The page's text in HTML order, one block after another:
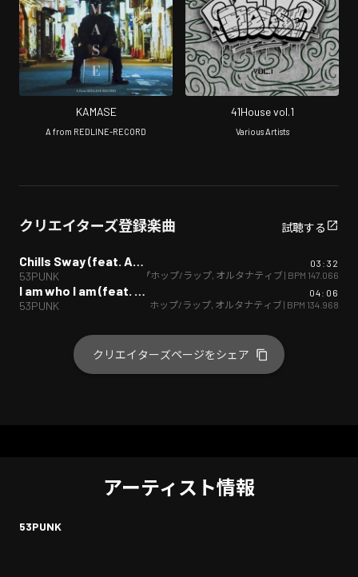
KAMASE
A from REDLINE-RECORD
41House vol.1
Various Artists
クリエイターズ登録楽曲 試聴する
Chills Sway (feat. AKI)
53PUNK
03:32
ヒップホップ/ラップ オルタナティブ| BPM 147.066
I am who I am (feat. Raika)
53PUNK
04:06
ヒップホップ/ラップ オルタナティブ| BPM 134.968
クリエイターズページをシェア
アーティスト情報
53PUNK